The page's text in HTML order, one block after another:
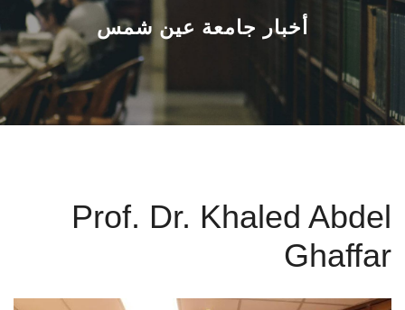
القطاعـات
الشئون الأكاديمية
البحث العلمي
المراكز والوحدات
أخبار جامعة عين شمس
Prof. Dr. Khaled Abdel
Ghaffar